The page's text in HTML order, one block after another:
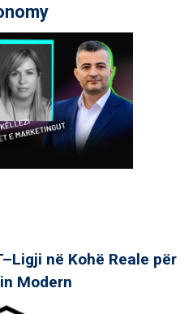
në Kohë Reale për
Modern